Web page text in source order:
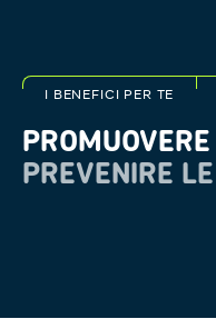
I BENEFICI PER TE
PREVENIRE